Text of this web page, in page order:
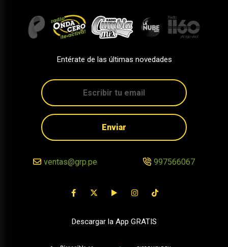
Entérate de las últimas novedades
Enviar
ventas@grp.pe 997566067
Descargar la App GRATIS